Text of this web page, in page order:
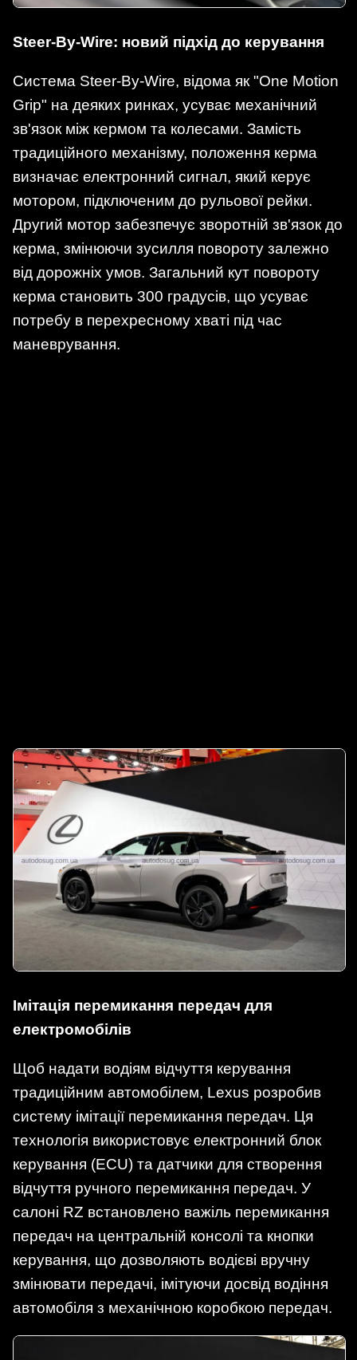
Steer-By-Wire: новий підхід до керування
Система Steer-By-Wire, відома як "One Motion
Grip" на деяких ринках, усуває механічний
зв'язок між кермом та колесами. Замість
традиційного механізму, положення керма
визначає електронний сигнал, який керує
мотором, підключеним до рульової рейки.
Другий мотор забезпечує зворотній зв'язок до
керма, змінюючи зусилля повороту залежно
від дорожніх умов. Загальний кут повороту
керма становить 300 градусів, що усуває
потребу в перехресному хваті під час
маневрування.
Імітація перемикання передач для
електромобілів
Щоб надати водіям відчуття керування
традиційним автомобілем, Lexus розробив
систему імітації перемикання передач. Ця
технологія використовує електронний блок
керування (ECU) та датчики для створення
відчуття ручного перемикання передач. У
салоні RZ встановлено важіль перемикання
передач на центральній консолі та кнопки
керування, що дозволяють водієві вручну
змінювати передачі, імітуючи досвід водіння
автомобіля з механічною коробкою передач.